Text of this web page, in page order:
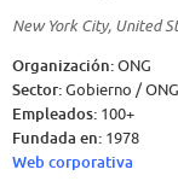
New York City, United
Organización:ONG
Sector:Gobierno /
Empleados: 100+
Fundada en: 1978
Web corporativa